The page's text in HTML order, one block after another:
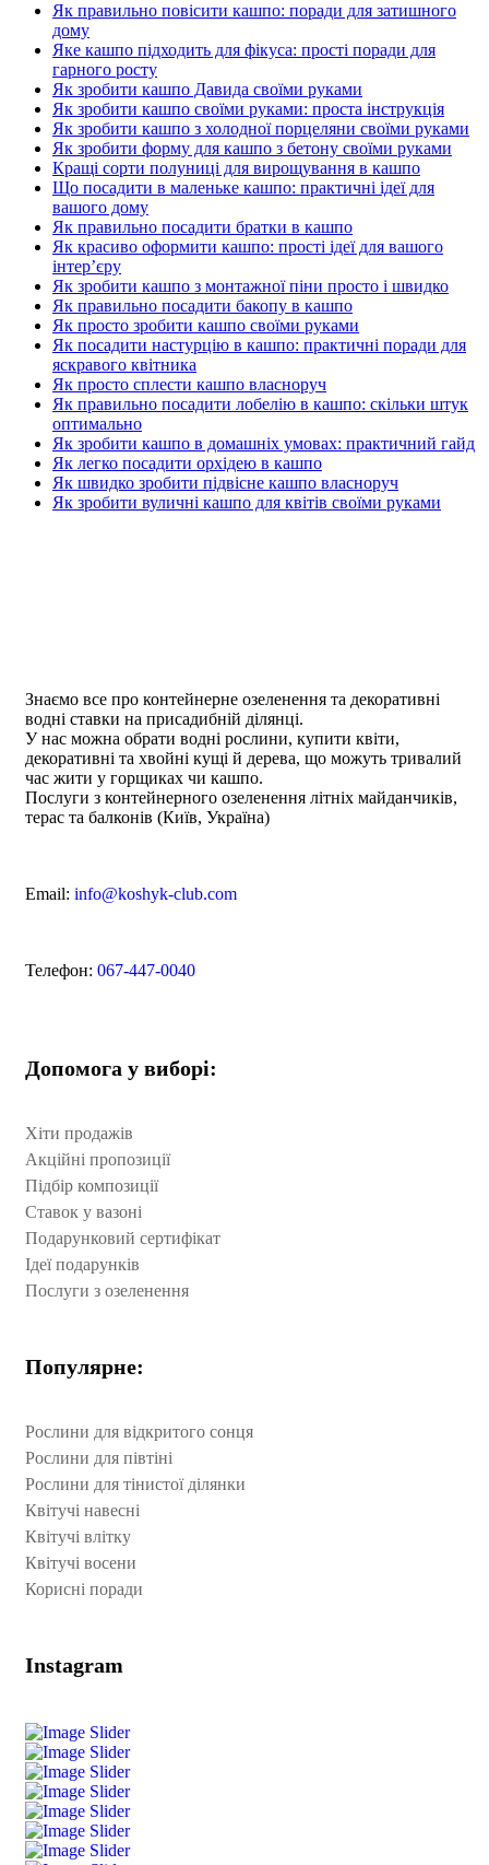
Як правильно повісити кашпо: поради для затишного
дому
Яке кашпо підходить для фікуса: прості поради для
гарного росту
Як зробити кашпо Давида своїми руками
Як зробити кашпо своїми руками: проста інструкція
Як зробити кашпо з холодної порцеляни своїми руками
Як зробити форму для кашпо з бетону своїми руками
Кращі сорти полуниці для вирощування в кашпо
Що посадити в маленьке кашпо: практичні ідеї для
вашого дому
Як правильно посадити братки в кашпо
Як красиво оформити кашпо: прості ідеї для вашого
інтер’єру
Як зробити кашпо з монтажної піни просто і швидко
Як правильно посадити бакопу в кашпо
Як просто зробити кашпо своїми руками
Як посадити настурцію в кашпо: практичні поради для
яскравого квітника
Як просто сплести кашпо власноруч
Як правильно посадити лобелію в кашпо: скільки штук
оптимально
Як зробити кашпо в домашніх умовах: практичний гайд
Як легко посадити орхідею в кашпо
Як швидко зробити підвісне кашпо власноруч
Як зробити вуличні кашпо для квітів своїми руками
Знаємо все про контейнерне озеленення та декоративні
водні ставки на присадибній ділянці.
У нас можна обрати водні рослини, купити квіти,
декоративні та хвойні кущі й дерева, що можуть тривалий
час жити у горщиках чи кашпо.
Послуги з контейнерного озеленення літніх майданчиків,
терас та балконів (Київ, Україна)
Email: info@koshyk-club.com
Телефон: 067-447-0040
Допомога у виборі:
Хіти продажів
Акційні пропозиції
Підбір композиції
Ставок у вазоні
Подарунковий сертифікат
Ідеї подарунків
Послуги з озеленення
Популярне:
Рослини для відкритого сонця
Рослини для півтіні
Рослини для тінистої ділянки
Квітучі навесні
Квітучі влітку
Квітучі восени
Корисні поради
Instagram